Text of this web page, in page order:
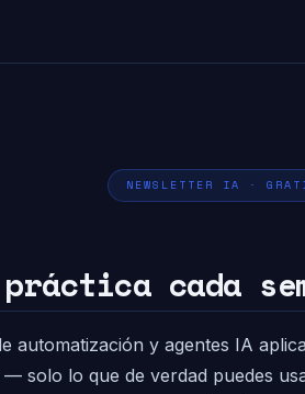
NEWSLETTER IA ·
cada
automatización y agentes IA
solo lo que de verdad puedes